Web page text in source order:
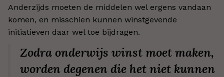
Anderzijds moeten de middelen wel ergens vandaan
komen, en misschien kunnen winstgevende
initiatieven daar wel toe bijdragen.
Zodra onderwijs winst moet maken,
worden degenen die het niet kunnen